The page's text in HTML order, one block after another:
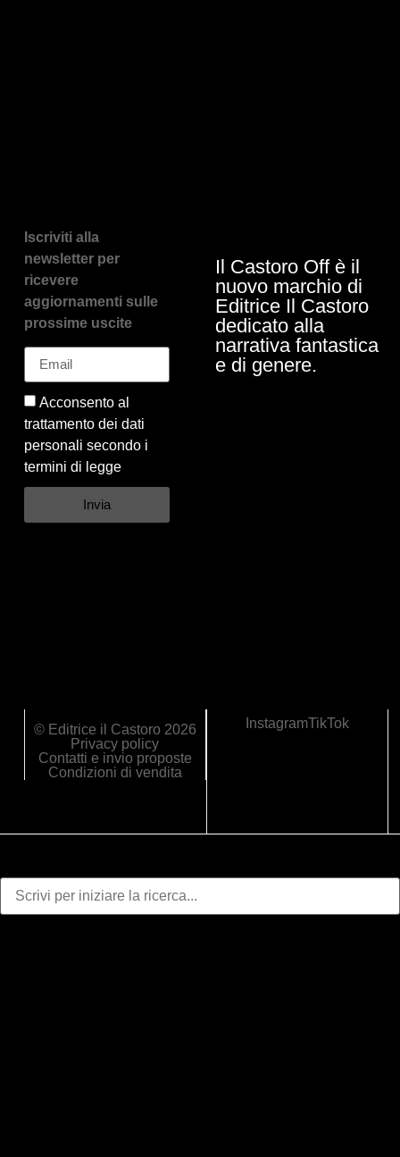
Iscriviti alla
newsletter per
ricevere
aggiornamenti sulle
prossime uscite
Acconsento al
trattamento dei dati
personali secondo i
termini di legge
Invia
Il Castoro Off è il
nuovo marchio di
Editrice Il Castoro
dedicato alla
narrativa fantastica
e di genere.
© Editrice il Castoro 2026
Privacy policy
Contatti e invio proposte
Condizioni di vendita
InstagramTikTok